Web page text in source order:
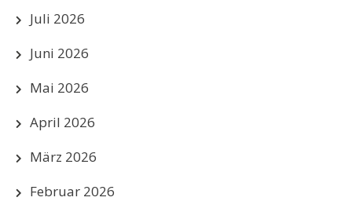
Juli 2026
Juni 2026
Mai 2026
April 2026
März 2026
Februar 2026